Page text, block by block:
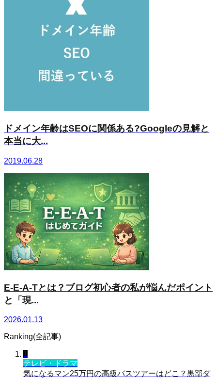
ドメイン年齢はSEOに関係ある?Googleの見解と
本当に大...
2019.06.28
E-E-A-Tとは？ブログ初心者の私が悩んだポイント
と「現...
2026.01.13
Ranking(全記事)
1
テレビ・ドラマ
気になるマン25万円の高級バスツアーはどこ？黒部ダ